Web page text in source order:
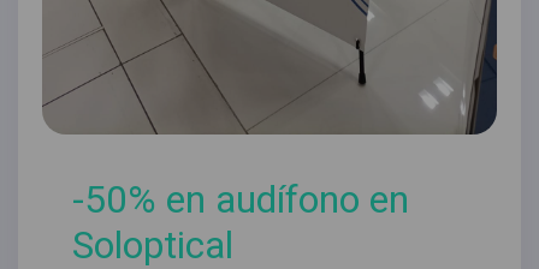
-50% en audífono en
Soloptical